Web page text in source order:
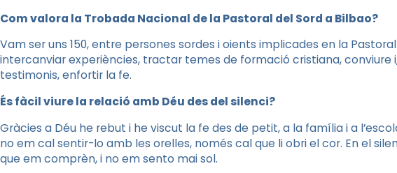
Com valora la Trobada Nacional de la Pastoral del Sord a Bilbao?
Vam ser uns 150, entre persones sordes i oients implicades en la
intercanviar experiències, tractar temes de formació cristiana, conviure
testimonis, enfortir la fe.
És fàcil viure la relació amb Déu des del silenci?
Gràcies a Déu he rebut i he viscut la fe des de petit, a la família i a
no em cal sentir-lo amb les orelles, només cal que li obri el cor. En el
que em comprèn, i no em sento mai sol.